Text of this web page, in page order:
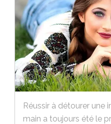
Réussir à détourer une
main a toujours été le